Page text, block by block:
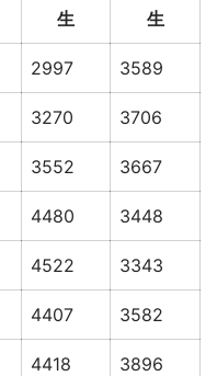
生
生
2997 3589
3270 3706
3552 3667
4480 3448
4522 3343
4407 3582
4418 3896